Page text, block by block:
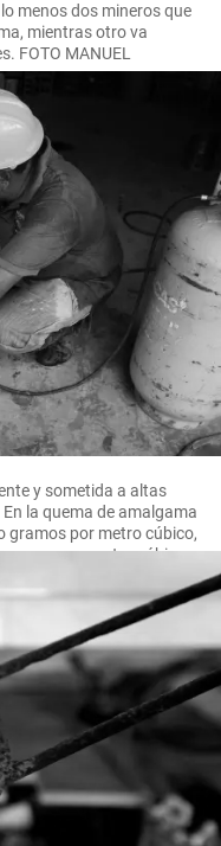
menos dos mineros que
mientras otro va
FOTO MANUEL
y sometida a altas
la quema de amalgama
gramos por metro cúbico,
por metro cúbico.